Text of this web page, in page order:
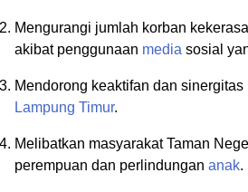
Mengurangi jumlah korban
akibat penggunaan media sosial
Mendorong keaktifan dan
Lampung Timur.
Melibatkan masyarakat Taman
perempuan dan perlindungan anak.